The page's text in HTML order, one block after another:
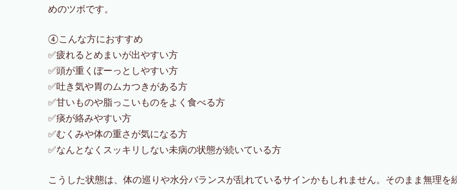
めのツボです。
④こんな方におすすめ
✅疲れるとめまいが出やすい方
✅頭が重くぼーっとしやすい方
✅吐き気や胃のムカつきがある方
✅甘いものや脂っこいものをよく食べる方
✅痰が絡みやすい方
✅むくみや体の重さが気になる方
✅なんとなくスッキリしない未病の状態が続いている方
こうした状態は、体の巡りや水分バランスが乱れているサインかもしれません。そのまま無理を